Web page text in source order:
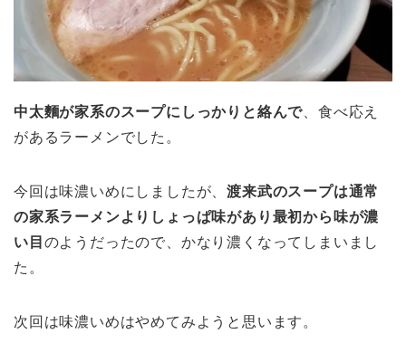
中太麵が家系のスープにしっかりと絡んで 、食べ応え
があるラーメンでした。
今回は味濃いめにしましたが、渡来武のスープは通常
の家系ラーメンよりしょっぱ味があり最初から味が濃
い目 のようだったので、かなり濃くなってしまいまし
た。
次回は味濃いめはやめてみようと思います。